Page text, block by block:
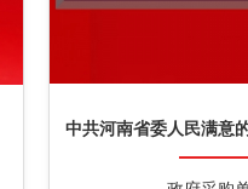
中共河南省委人民满意